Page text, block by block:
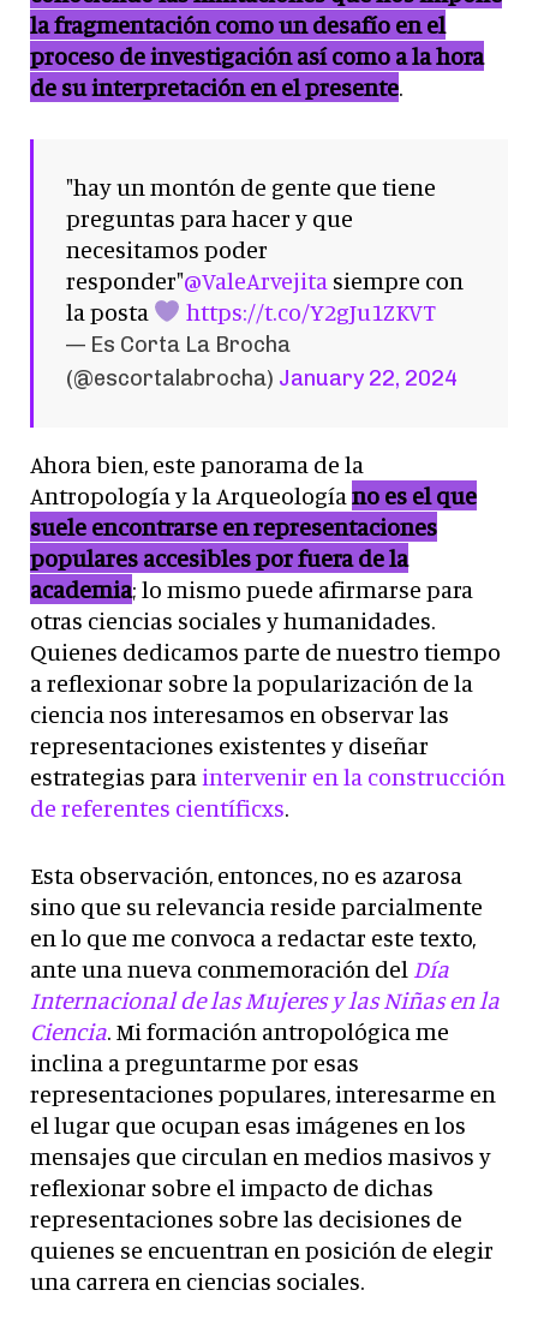
la fragmentación como un desafío en el
proceso de investigación así como a la hora
de su interpretación en el presente.
"hay un montón de gente que tiene
preguntas para hacer y que
necesitamos poder
responder"@ValeArvejita siempre con
la posta
https://t.co/Y2gJu1ZKVT
— Es Corta La Brocha
(@escortalabrocha) January 22, 2024
Ahora bien, este panorama de la
Antropología y la Arqueologíano es el que
suele encontrarse en representaciones
populares accesibles por fuera de la
academia; lo mismo puede afirmarse para
otras ciencias sociales y humanidades.
Quienes dedicamos parte de nuestro tiempo
a reflexionar sobre la popularización de la
ciencia nos interesamos en observar las
representaciones existentes y diseñar
estrategias paraintervenir en la construcción
de referentes científicxs.
Esta observación, entonces, no es azarosa
sino que su relevancia reside parcialmente
en lo que me convoca a redactar este texto,
ante una nueva conmemoración del Día
Internacional de las Mujeres y las Niñas en la
Ciencia. Mi formación antropológica me
inclina a preguntarme por esas
representaciones populares, interesarme en
el lugar que ocupan esas imágenes en los
mensajes que circulan en medios masivos y
reflexionar sobre el impacto de dichas
representaciones sobre las decisiones de
quienes se encuentran en posición de elegir
una carrera en ciencias sociales.